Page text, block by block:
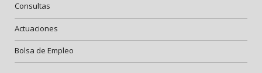
Consultas
Actuaciones
Bolsa de Empleo